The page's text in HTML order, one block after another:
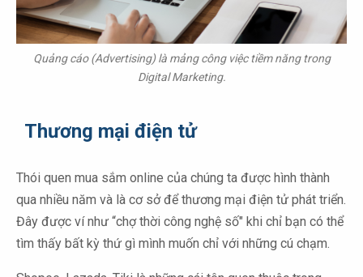
Quảng cáo (Advertising) là mảng công việc tiềm năng trong
Digital Marketing.
Thương mại điện tử
Thói quen mua sắm online của chúng ta được hình thành
qua nhiều năm và là cơ sở để thương mại điện tử phát triển.
Đây được ví như “chợ thời công nghệ số" khi chỉ bạn có thể
tìm thấy bất kỳ thứ gì mình muốn chỉ với những cú chạm.